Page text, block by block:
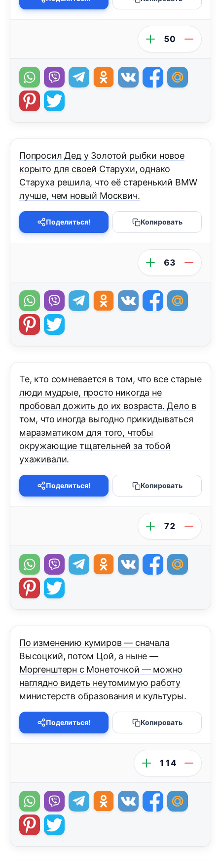
50
Попросил Дед у Золотой рыбки новое
корыто для своей Старухи, однако
Старуха решила, что её старенький BMW
лучше, чем новый Москвич.
Поделиться! Копировать
63
Те, кто сомневается в том, что все старые
люди мудрые, просто никогда не
пробовал дожить до их возраста. Дело в
том, что иногда выгодно прикидываться
маразматиком для того, чтобы
окружающие тщательней за тобой
ухаживали.
Поделиться! Копировать
72
По изменению кумиров — сначала
Высоцкий, потом Цой, а ныне —
Моргенштерн с Монеточкой — можно
наглядно видеть неутомимую работу
министерств образования и культуры.
Поделиться! Копировать
114